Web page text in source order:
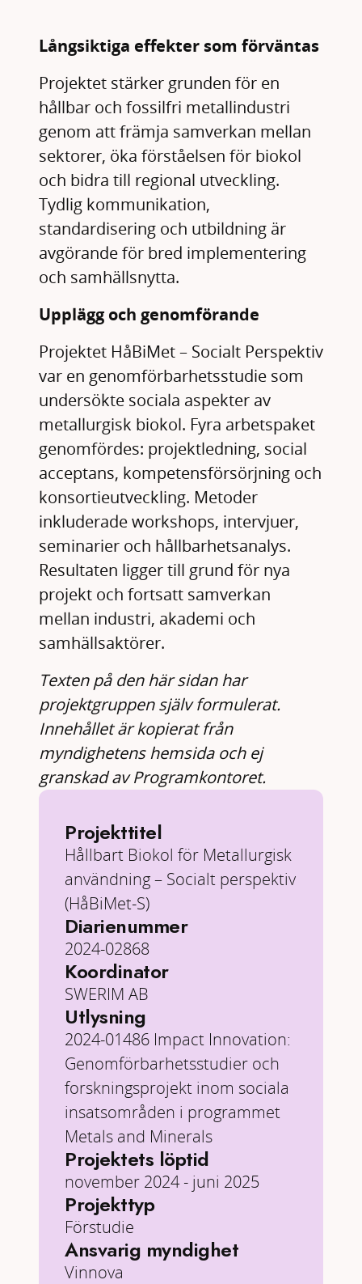
Långsiktiga effekter som förväntas
Projektet stärker grunden för en
hållbar och fossilfri metallindustri
genom att främja samverkan mellan
sektorer, öka förståelsen för biokol
och bidra till regional utveckling.
Tydlig kommunikation,
standardisering och utbildning är
avgörande för bred implementering
och samhällsnytta.
Upplägg och genomförande
Projektet HåBiMet – Socialt Perspektiv
var en genomförbarhetsstudie som
undersökte sociala aspekter av
metallurgisk biokol. Fyra arbetspaket
genomfördes: projektledning, social
acceptans, kompetensförsörjning och
konsortieutveckling. Metoder
inkluderade workshops, intervjuer,
seminarier och hållbarhetsanalys.
Resultaten ligger till grund för nya
projekt och fortsatt samverkan
mellan industri, akademi och
samhällsaktörer.
Texten på den här sidan har
projektgruppen själv formulerat.
Innehållet är kopierat från
myndighetens hemsida och ej
granskad av Programkontoret.
Projekttitel
Hållbart Biokol för Metallurgisk
användning – Socialt perspektiv
(HåBiMet-S)
Diarienummer
2024-02868
Koordinator
SWERIM AB
Utlysning
2024-01486 Impact Innovation:
Genomförbarhetsstudier och
forskningsprojekt inom sociala
insatsområden i programmet
Metals and Minerals
Projektets löptid
november 2024 - juni 2025
Projekttyp
Förstudie
Ansvarig myndighet
Vinnova